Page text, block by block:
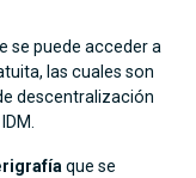
se puede acceder a
las cuales son
descentralización
que se